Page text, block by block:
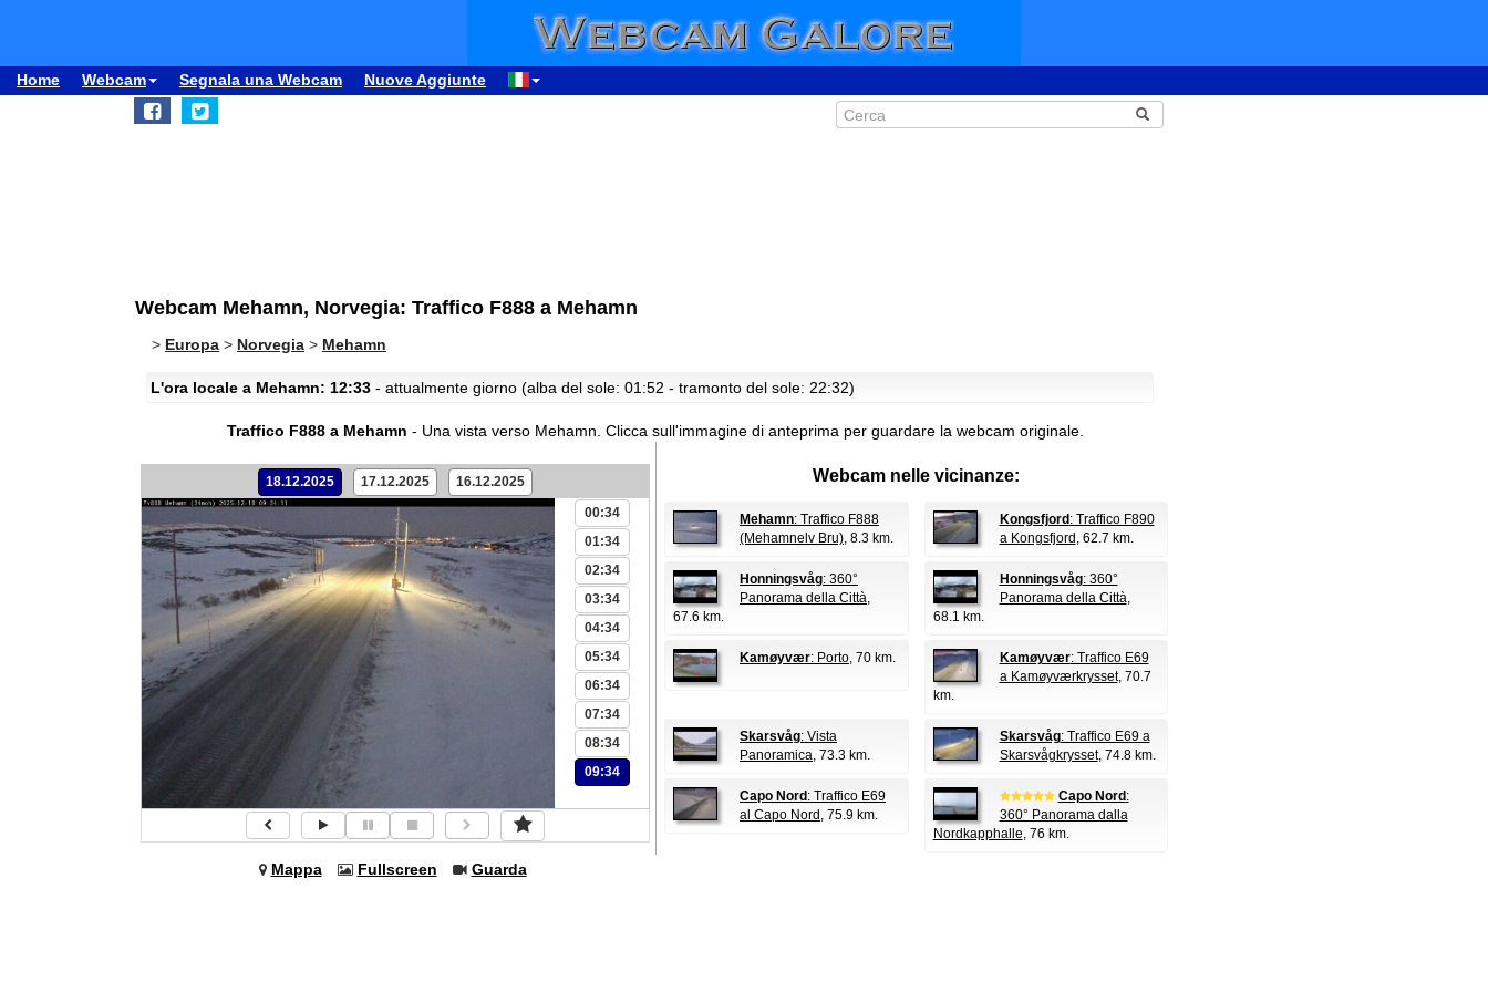
Home Webcam Segnala una Webcam Nuove Aggiunte
Webcam Mehamn, Norvegia: Traffico F888 a Mehamn
> Europa > Norvegia > Mehamn
L'ora locale a Mehamn: 12:33 - attualmente giorno (alba del sole: 01:52 - tramonto del sole: 22:32)
Traffico F888 a Mehamn - Una vista verso Mehamn. Clicca sull'immagine di anteprima per guardare la webcam originale.
18.12.2025 17.12.2025 16.12.2025
00:34
01:34
02:34
03:34
04:34
05:34
06:34
07:34
08:34
09:34
Mappa Fullscreen Guarda
Webcam nelle vicinanze:
Mehamn: Traffico F888
(Mehamnelv Bru), 8.3 km.
Kongsfjord : Traffico F890
a Kongsfjord , 62.7 km.
Honningsvåg: 360°
Panorama della Città,
67.6 km.
Honningsvåg: 360°
Panorama della Città,
68.1 km.
Kamøyvær: Porto, 70 km. Kamøyvær: Traffico E69
a Kamøyværkrysset, 70.7
km.
Skarsvåg: Vista
Panoramica, 73.3 km.
Skarsvåg: Traffico E69 a
Skarsvågkrysset, 74.8 km.
Capo Nord : Traffico E69
al Capo Nord , 75.9 km.
Capo Nord :
360° Panorama dalla
Nordkapphalle, 76 km.